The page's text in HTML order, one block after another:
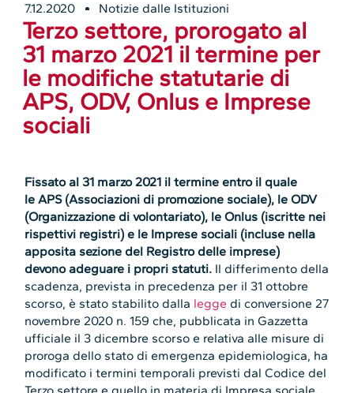
7.12.2020 Notizie dalle Istituzioni
Terzo settore, prorogato al
31 marzo 2021 il termine per
le modifiche statutarie di
APS, ODV, Onlus e Imprese
sociali
Fissato al 31 marzo 2021 il termine entro il quale
le APS (Associazioni di promozione sociale), le ODV
(Organizzazione di volontariato), le Onlus (iscritte nei
rispettivi registri) e le Imprese sociali (incluse nella
apposita sezione del Registro delle imprese)
devono adeguare i propri statuti. Il differimento della
scadenza, prevista in precedenza per il 31 ottobre
scorso, è stato stabilito dalla legge di conversione 27
novembre 2020 n. 159 che, pubblicata in Gazzetta
ufficiale il 3 dicembre scorso e relativa alle misure di
proroga dello stato di emergenza epidemiologica, ha
modificato i termini temporali previsti dal Codice del